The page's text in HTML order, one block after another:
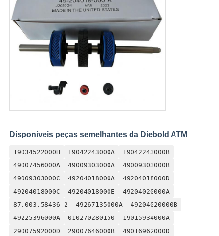
Disponíveis peças semelhantes da Diebold ATM
19034522000H 19042243000A
19042243000B
49007456000A
49009303000A
49009303000B
49009303000C
49204018000A
49204018000D
49204018000C
49204018000E
49204020000A
87.003.58436-2
49267135000A
49204020000B
49225396000A
010270280150
19015934000A
29007592000D
29007646000B
49016962000D